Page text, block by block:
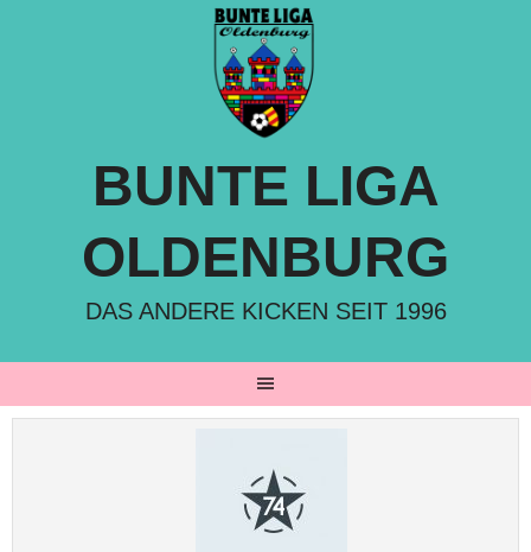
BUNTE LIGA
OLDENBURG
DAS ANDERE KICKEN SEIT 1996